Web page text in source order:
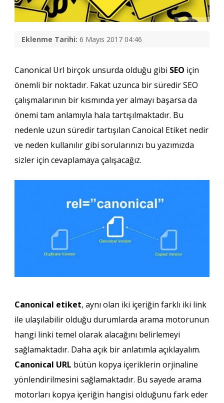
Eklenme Tarihi: 6 Mayıs 2017 04:46
Canonical Url birçok unsurda olduğu gibi SEO için
önemli bir noktadır. Fakat uzunca bir süredir SEO
çalışmalarının bir kısmında yer almayı başarsa da
önemi tam anlamıyla hala tartışılmaktadır. Bu
nedenle uzun süredir tartışılan Canoical Etiket nedir
ve neden kullanılır gibi sorularınızı bu yazımızda
sizler için cevaplamaya çalışacağız.
Canonical etiket, aynı olan iki içeriğin farklı iki link
ile ulaşılabilir olduğu durumlarda arama motorunun
hangi linki temel olarak alacağını belirlemeyi
sağlamaktadır. Daha açık bir anlatımla açıklayalım.
Canonical URL bütün kopya içeriklerin orjinaline
yönlendirilmesini sağlamaktadır. Bu sayede arama
motorları kopya içeriğin hangisi olduğunu fark eder